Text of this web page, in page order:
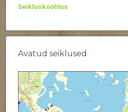
Seikluskoolitus
Avatud seiklused